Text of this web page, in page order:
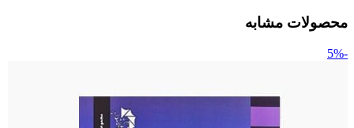
محصولات مشابه
-5%